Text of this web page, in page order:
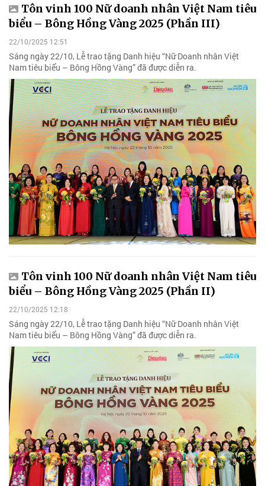
Tôn vinh 100 Nữ doanh nhân Việt Nam tiêu
biểu – Bông Hồng Vàng 2025 (Phần III)
22/10/2025 12:51
Sáng ngày 22/10, Lễ trao tặng Danh hiệu “Nữ Doanh nhân Việt
Nam tiêu biểu – Bông Hồng Vàng” đã được diễn ra.
Tôn vinh 100 Nữ doanh nhân Việt Nam tiêu
biểu – Bông Hồng Vàng 2025 (Phần II)
22/10/2025 12:18
Sáng ngày 22/10, Lễ trao tặng Danh hiệu “Nữ Doanh nhân Việt
Nam tiêu biểu – Bông Hồng Vàng” đã được diễn ra.